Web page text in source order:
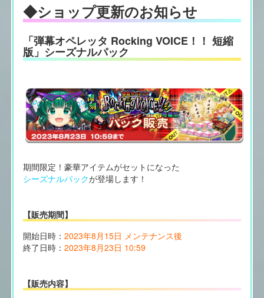
◆ショップ更新のお知らせ
「弾幕オペレッタ Rocking VOICE！！ 短縮
版」シーズナルパック
期間限定！豪華アイテムがセットになった
シーズナルパックが登場します！
【販売期間】
開始日時： 2023年8月15日 メンテナンス後
終了日時： 2023年8月23日 10:59
【販売内容】